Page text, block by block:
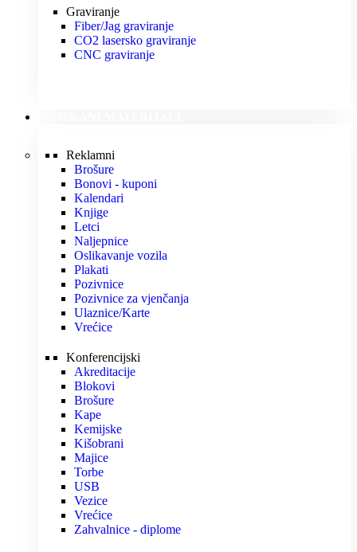
Graviranje
Fiber/Jag graviranje
CO2 lasersko graviranje
CNC graviranje
Reklamni
Brošure
Bonovi - kuponi
Kalendari
Knjige
Letci
Naljepnice
Oslikavanje vozila
Plakati
Pozivnice
Pozivnice za vjenčanja
Ulaznice/Karte
Vrećice
Konferencijski
Akreditacije
Blokovi
Brošure
Kape
Kemijske
Kišobrani
Majice
Torbe
USB
Vezice
Vrećice
Zahvalnice - diplome